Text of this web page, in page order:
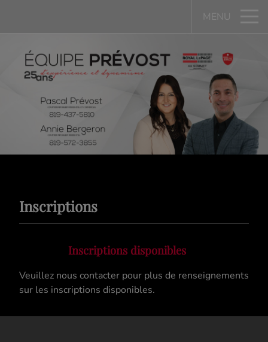
MENU
Inscriptions
Inscriptions disponibles
Veuillez nous contacter pour plus de renseignements
sur les inscriptions disponibles.